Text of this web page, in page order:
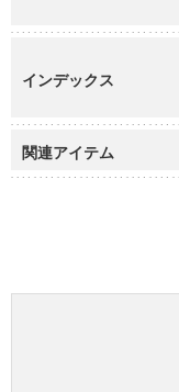
インデックス
関連アイテム